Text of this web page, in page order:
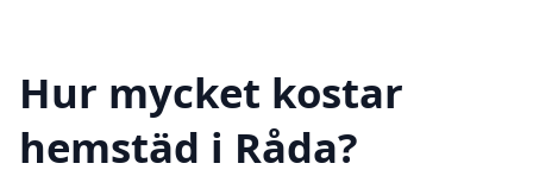
Hur mycket kostar
hemstäd i Råda?